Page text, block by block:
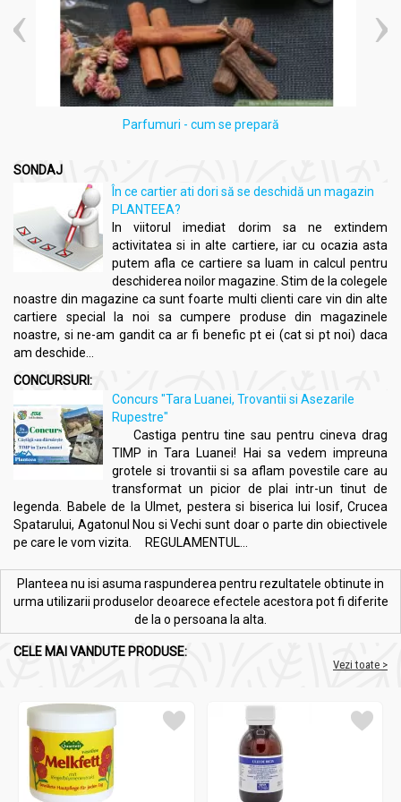
cu pietre
Nu conține: pesticide, aditivi, conservanți sau alte adaosuri.
Ingrediente proveniență: Ucraina
Fabricat în
Informatii nutritionale
Faina hrisca coapta 1kg - SOLARIS
Valori medii nutriționale per 100g:
Valoare energetică - 1403 kJ/ 335 kcal
Grăsimi - 3,1 g (din care acizi grași saturați - 0,7 g)
Glucide - 70,6 g (din care zaharuri - 2,6 g)
Proteine - 12,6 g
Săruri - 0 g
Beneficii:
Faina hrisca coapta 1kg - SOLARIS
Îmbunătățește sănătatea cardiovasculară prin
conținutul ridicat de rutină și fitosteroli
persoanelor cu diabet de tip 2
Oferă energie sustenabilă datorită conținutului de
carbohidrați complecși și vitamina B3
Susține digestia și sănătatea colonului prin aportul
crescut de fibre insolubile
Favorizează scăderea în greutate prin inducerea
combaterea stresului oxidativ
Ajută la prevenirea bolii diverticulare și protejează
peretele intestinal
Fortifică vasele de sânge și previne fragilitatea capilară,
fiind recomandată în cazuri de varice
Parfumuri - cum se prepară
SONDAJ
În ce cartier ati dori să se deschidă un magazin
PLANTEEA?
In viitorul imediat dorim sa ne extindem
activitatea si in alte cartiere, iar cu ocazia asta
putem afla ce cartiere sa luam in calcul pentru
deschiderea noilor magazine. Stim de la colegele
noastre din magazine ca sunt foarte multi clienti care vin din alte
cartiere special la noi sa cumpere produse din magazinele
noastre, si ne-am gandit ca ar fi benefic pt ei (cat si pt noi) daca
am deschide...
CONCURSURI:
Concurs "Tara Luanei, Trovantii si Asezarile
Rupestre"
Castiga pentru tine sau pentru cineva drag
TIMP in Tara Luanei! Hai sa vedem impreuna
grotele si trovantii si sa aflam povestile care au
transformat un picior de plai intr-un tinut de
legenda. Babele de la Ulmet, pestera si biserica lui Iosif, Crucea
Spatarului, Agatonul Nou si Vechi sunt doar o parte din obiectivele
pe care le vom vizita. REGULAMENTUL...
Planteea nu isi asuma raspunderea pentru rezultatele obtinute in
urma utilizarii produselor deoarece efectele acestora pot fi diferite
de la o persoana la alta.
CELE MAI VANDUTE PRODUSE:
Vezi toate >